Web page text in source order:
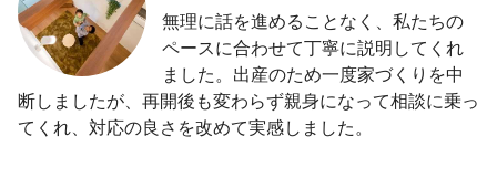
無理に話を進めることなく、私たちの
ペースに合わせて丁寧に説明してくれ
ました。出産のため一度家づくりを中
断しましたが、再開後も変わらず親身になって相談に乗っ
てくれ、対応の良さを改めて実感しました。